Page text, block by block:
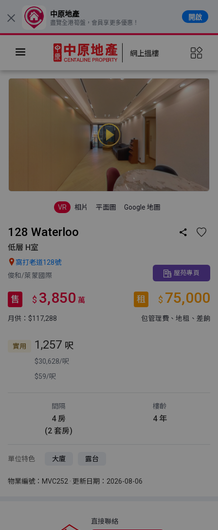
網上搵樓
VR 相片 平面圖 Google 地圖
128 Waterloo 
低層 H室
 窩打老道128號
俊和/萊蒙國際
屋苑專頁
售 $ 3,850 萬 租 $ 75,000
月供：$117,288 包管理費 、地租 、差餉
實用 1,257 呎
$30,628/呎
$59/呎
間隔
4 房
(2 套房)
樓齡
4 年
單位特色 大廈 露台
物業編號：MVC252 · 更新日期：2026-08-06
直接聯絡
× 中原地產
盡覽全港筍盤，會員享更多優惠！
開啟